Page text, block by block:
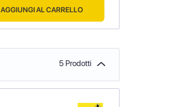
AGGIUNGI AL CARRELLO
5 Prodotti